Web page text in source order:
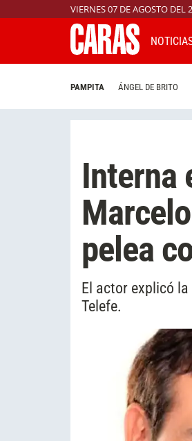
VIERNES 07 DE AGOSTO DEL
PAMPITA ÁNGEL DE BRITO
Interna
pelea
El actor explicó
Telefe.